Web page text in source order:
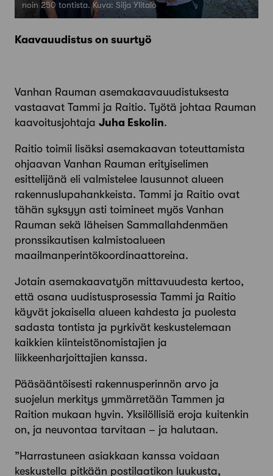
noin 250 tontista. Kuva: Silja Ylitalo
Kaavauudistus on suurtyö
Vanhan Rauman asemakaavauudistuksesta
vastaavat Tammi ja Raitio. Työtä johtaa Rauman
kaavoitusjohtaja Juha Eskolin.
Raitio toimii lisäksi asemakaavan toteuttamista
ohjaavan Vanhan Rauman erityiselimen
esittelijänä eli valmistelee lau­sunnot alueen
rakennuslupahankkeista. Tammi ja Raitio ovat
tähän syksyyn asti toimineet myös Vanhan
Rauman sekä lähei­sen Sammallahdenmäen
pronssikautisen kalmistoalueen
maailmanperintökoordinaattoreina.
Jotain asemakaavatyön mittavuudesta kertoo,
että osana uudistusprosessia Tammi ja Raitio
käyvät jokaisella alueen kah­desta ja puolesta
sadasta tontista ja pyrkivät keskustelemaan
kaikkien kiinteistönomistajien ja
liikkeenharjoittajien kanssa.
Pääsääntöisesti rakennusperinnön arvo ja
suojelun merki­tys ymmärretään Tammen ja
Raition mukaan hyvin. Yksilöllisiä eroja kuitenkin
on, ja neuvontaa tarvitaan – ja halutaan.
”Harrastuneen asiakkaan kanssa voidaan
keskustella pitkään postilaatikon luukusta,